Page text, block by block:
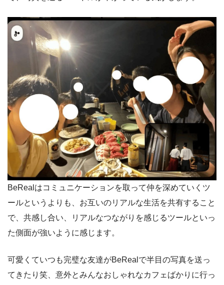
BeRealはコミュニケーションを取って仲を深めていくツ
ールというよりも、お互いのリアルな生活を共有すること
で、共感し合い、リアルなつながりを感じるツールといっ
た側面が強いように感じます。
可愛くていつも完璧な友達がBeRealで半目の写真を送っ
てきたり笑、意外とみんなおしゃれなカフェばかりに行っ